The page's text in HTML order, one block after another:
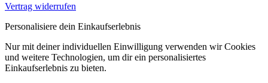
Vertrag widerrufen
Personalisiere dein Einkaufserlebnis
Nur mit deiner individuellen Einwilligung verwenden wir Cookies
und weitere Technologien, um dir ein personalisiertes
Einkaufserlebnis zu bieten.